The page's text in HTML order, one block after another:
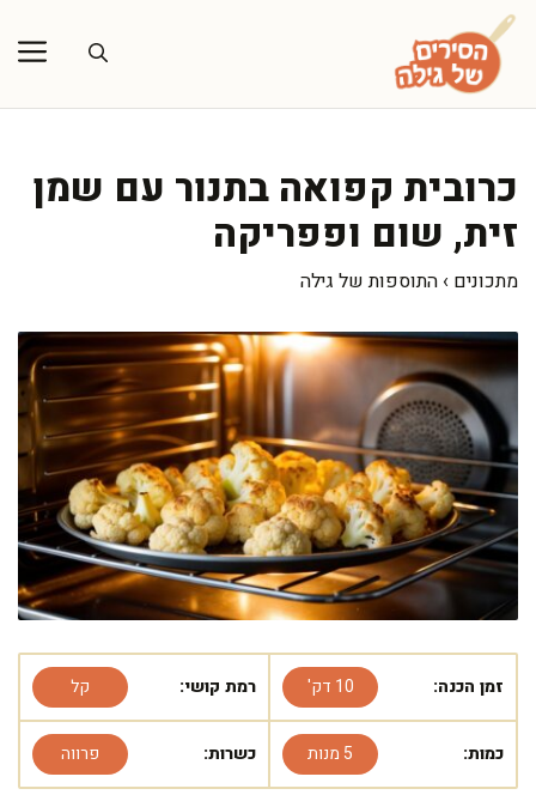
לדלג
לתוכן
כרובית קפואה בתנור עם שמן
זית, שום ופפריקה
מתכונים › התוספות של גילה
זמן הכנה: 10 דק' רמת קושי: קל
כמות: 5 מנות כשרות: פרווה